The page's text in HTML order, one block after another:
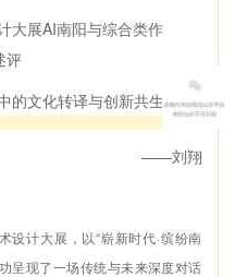
大展AI南阳与综合类作
评
的文化转译与创新共生
——刘翔
设计大展，以“崭新时代·缤纷南
呈现了一场传统与未来深度对话